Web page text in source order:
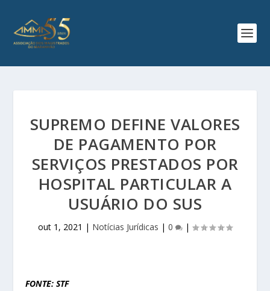
SUPREMO DEFINE VALORES
DE PAGAMENTO POR
SERVIÇOS PRESTADOS POR
HOSPITAL PARTICULAR A
USUÁRIO DO SUS
out 1, 2021 | Notícias Jurídicas | 0 |
FONTE: STF